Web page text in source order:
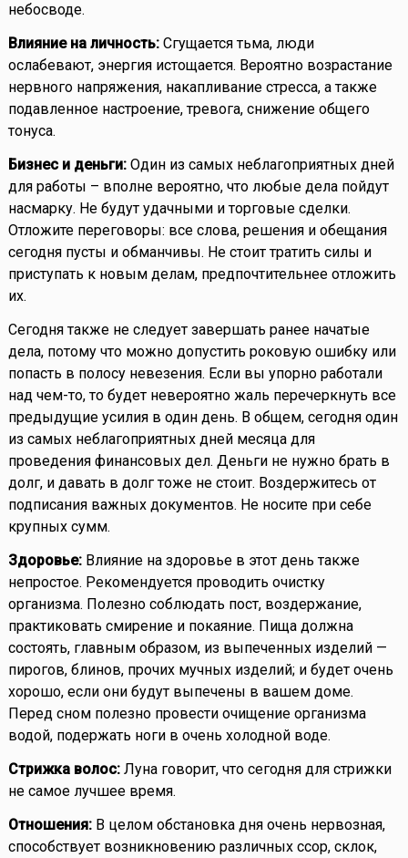
небосводе.
Влияние на личность:Сгущается тьма, люди
ослабевают, энергия истощается. Вероятно возрастание
нервного напряжения, накапливание стресса, а также
подавленное настроение, тревога, снижение общего
тонуса.
Бизнес и деньги:Один из самых неблагоприятных дней
для работы – вполне вероятно, что любые дела пойдут
насмарку. Не будут удачными и торговые сделки.
Отложите переговоры: все слова, решения и обещания
сегодня пусты и обманчивы. Не стоит тратить силы и
приступать к новым делам, предпочтительнее отложить
их.
Сегодня также не следует завершать ранее начатые
дела, потому что можно допустить роковую ошибку или
попасть в полосу невезения. Если вы упорно работали
над чем-то, то будет невероятно жаль перечеркнуть все
предыдущие усилия в один день. В общем, сегодня один
из самых неблагоприятных дней месяца для
проведения финансовых дел. Деньги не нужно брать в
долг, и давать в долг тоже не стоит. Воздержитесь от
подписания важных документов. Не носите при себе
крупных сумм.
Здоровье:Влияние на здоровье в этот день также
непростое. Рекомендуется проводить очистку
организма. Полезно соблюдать пост, воздержание,
практиковать смирение и покаяние. Пища должна
состоять, главным образом, из выпеченных изделий —
пирогов, блинов, прочих мучных изделий; и будет очень
хорошо, если они будут выпечены в вашем доме.
Перед сном полезно провести очищение организма
водой, подержать ноги в очень холодной воде.
Стрижка волос:Луна говорит, что сегодня для стрижки
не самое лучшее время.
Отношения:В целом обстановка дня очень нервозная,
способствует возникновению различных ссор, склок,